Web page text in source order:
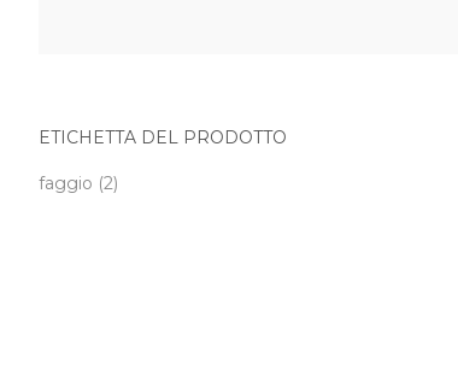
ETICHETTA DEL PRODOTTO
faggio (2)